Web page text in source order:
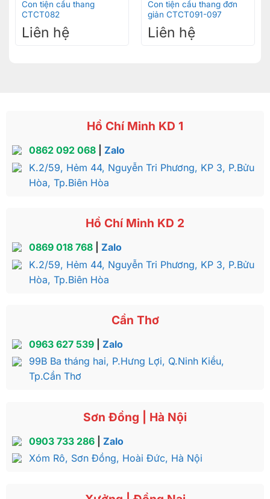
Con tiện cầu thang
CTCT082
Liên hệ
Con tiện cầu thang đơn
giản CTCT091-097
Liên hệ
Hồ Chí Minh KD 1
0862 092 068| Zalo
K.2/59, Hẻm 44, Nguyễn Tri Phương, KP 3, P.Bửu
Hòa, Tp.Biên Hòa
Hồ Chí Minh KD 2
0869 018 768| Zalo
K.2/59, Hẻm 44, Nguyễn Tri Phương, KP 3, P.Bửu
Hòa, Tp.Biên Hòa
Cần Thơ
0963 627 539| Zalo
99B Ba tháng hai, P.Hưng Lợi, Q.Ninh Kiều,
Tp.Cần Thơ
Sơn Đồng | Hà Nội
0903 733 286| Zalo
Xóm Rô, Sơn Đồng, Hoài Đức, Hà Nội